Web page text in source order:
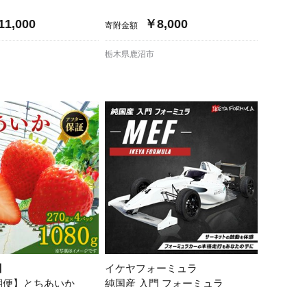
寄附金額 ￥8,000
栃木県鹿沼市
】とちあいか
イケヤフォーミュラ
純国産 入門 フォーミュラ